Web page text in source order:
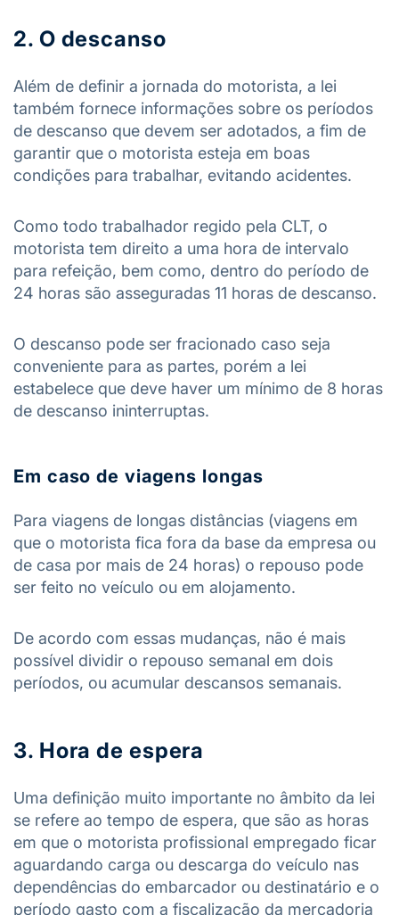
2. O descanso
Além de definir a jornada do motorista, a lei
também fornece informações sobre os períodos
de descanso que devem ser adotados, a fim de
garantir que o motorista esteja em boas
condições para trabalhar, evitando acidentes.
Como todo trabalhador regido pela CLT, o
motorista tem direito a uma hora de intervalo
para refeição, bem como, dentro do período de
24 horas são asseguradas 11 horas de descanso.
O descanso pode ser fracionado caso seja
conveniente para as partes, porém a lei
estabelece que deve haver um mínimo de 8 horas
de descanso ininterruptas.
Em caso de viagens longas
Para viagens de longas distâncias (viagens em
que o motorista fica fora da base da empresa ou
de casa por mais de 24 horas) o repouso pode
ser feito no veículo ou em alojamento.
De acordo com essas mudanças, não é mais
possível dividir o repouso semanal em dois
períodos, ou acumular descansos semanais.
3. Hora de espera
Uma definição muito importante no âmbito da lei
se refere ao tempo de espera, que são as horas
em que o motorista profissional empregado ficar
aguardando carga ou descarga do veículo nas
dependências do embarcador ou destinatário e o
período gasto com a fiscalização da mercadoria